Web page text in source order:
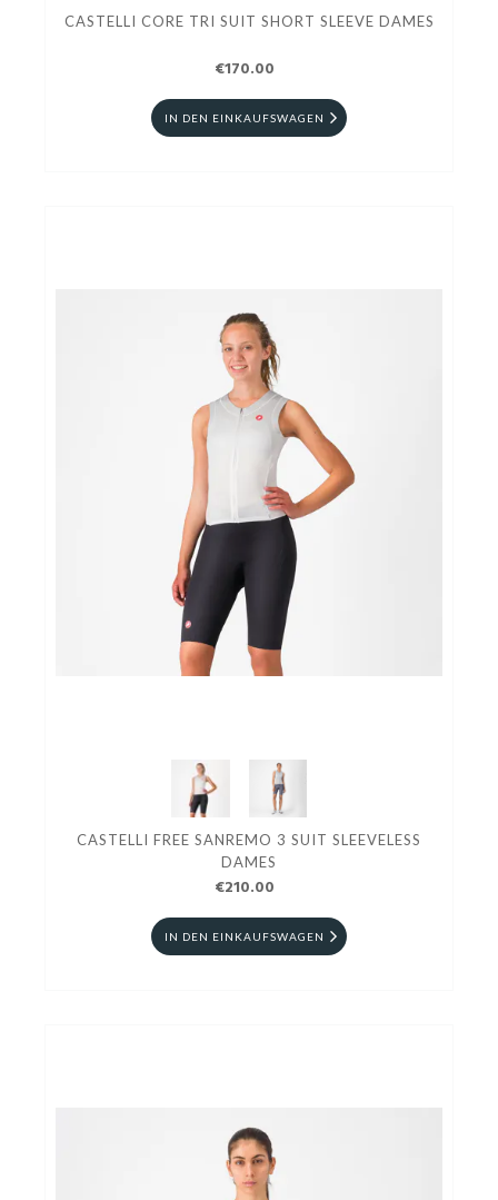
CASTELLI CORE TRI SUIT SHORT SLEEVE DAMES
€170.00
IN DEN EINKAUFSWAGEN
CASTELLI FREE SANREMO 3 SUIT SLEEVELESS
DAMES
€210.00
IN DEN EINKAUFSWAGEN